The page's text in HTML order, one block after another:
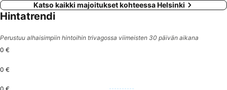
Katso kaikki majoitukset kohteessa Helsinki
Hintatrendi
Perustuu alhaisimpiin hintoihin trivagossa viimeisten 30 päivän aikana
0 €
0 €